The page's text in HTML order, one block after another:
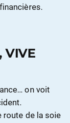
VIVE
on voit
route de la soie